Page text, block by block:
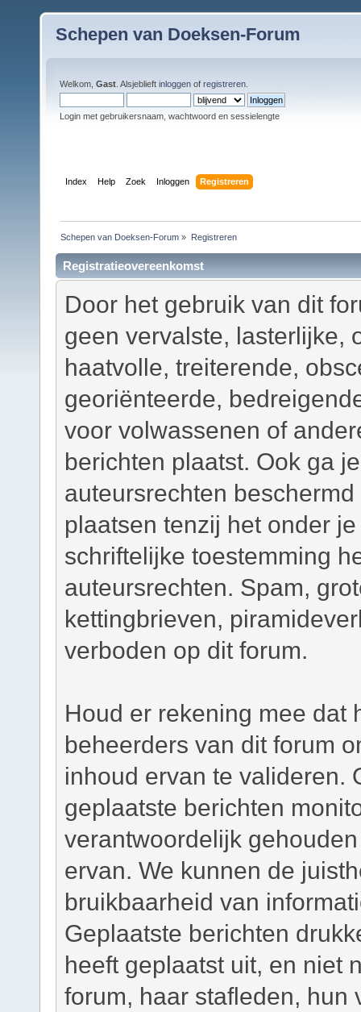
Schepen van Doeksen-Forum
Welkom, Gast . Alsjeblieft inloggen of registreren
Login met gebruikersnaam, wachtwoord en sessielengte
Index Help Zoek Inloggen Registreren
Schepen van Doeksen-Forum » Registreren
Registratieovereenkomst
Door het gebruik van dit
geen vervalste, lasterlijke,
haatvolle, treiterende,
georiënteerde,
voor volwassenen of
berichten plaatst. Ook ga
auteursrechten
plaatsen tenzij het onder
schriftelijke toestemming
auteursrechten. Spam,
kettingbrieven,
verboden op dit forum.
Houd er rekening mee dat
beheerders van dit forum
inhoud ervan te valideren.
geplaatste berichten
verantwoordelijk
ervan. We kunnen de
bruikbaarheid van
Geplaatste berichten
heeft geplaatst uit, en niet
forum, haar stafleden, hun